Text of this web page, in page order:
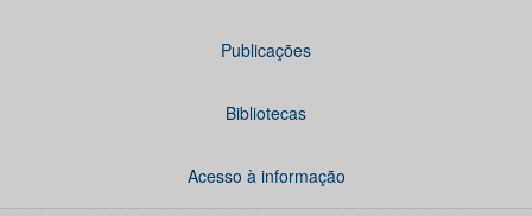
Publicações
Bibliotecas
Acesso à informação